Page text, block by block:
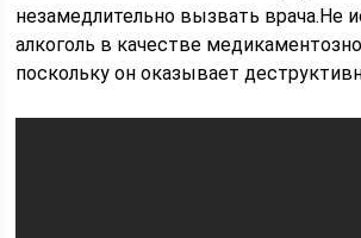
незамедлительно вызвать врача.Не
алкоголь в качестве
поскольку он оказывает